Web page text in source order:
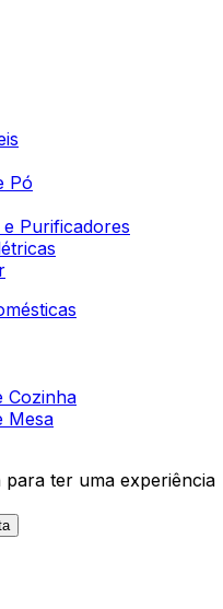
Pó
Purificadores
Cozinha
Mesa
para ter uma experiência